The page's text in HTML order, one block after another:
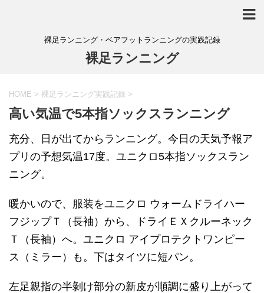
裸足ランニング・ベアフットランニングの実践記録
裸足ランニング
HOME > 裸足ランニング実践記録 >
高い気温で5本指ソックスランニング
充分、日が出てからランニング。今日の天気予報ア
プリの予想気温17度。ユニクロ5本指ソックスラン
ニング。
暖かいので、服装をユニクロ ウォームドライハー
フジップＴ（長袖）から、ドライＥＸクルーネック
Ｔ（長袖）へ。ユニクロ アイプロテクトワンピー
ス（ミラー）も。下はタイツに短パン。
左足親指の半剝け部分の新皮が順調に盛り上がって